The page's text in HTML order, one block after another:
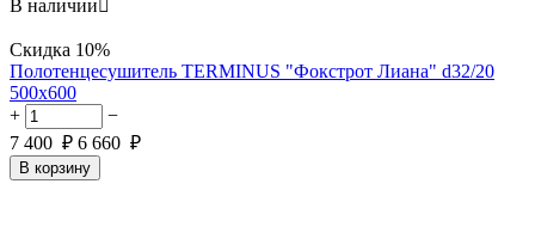
В наличии
Скидка 10%
Полотенцесушитель TERMINUS "Фокстрот Лиана" d32/20
500х600
+
−
7 400 ₽ 6 660 ₽
В корзину